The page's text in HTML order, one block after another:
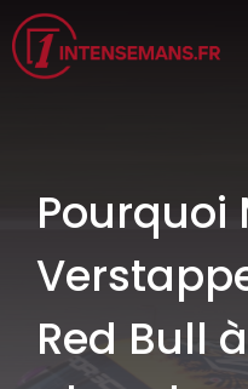
Aller
au
contenu
Pourquoi
Red Bull